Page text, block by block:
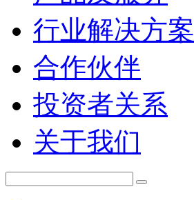
行业解决方案
合作伙伴
投资者关系
关于我们